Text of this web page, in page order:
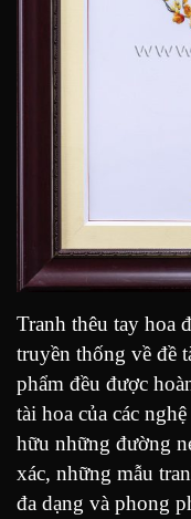
Tranh thêu tay hoa
truyền thống về đề
phẩm đều được
tài hoa của các
hữu những đường
xác, những mẫu
đa dạng và phong